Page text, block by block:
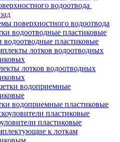
водоотвода
поверхностного водоотвода
водоотводные пластиковые
лотков водоотводных
водоприемные пластиковые
пластиковые